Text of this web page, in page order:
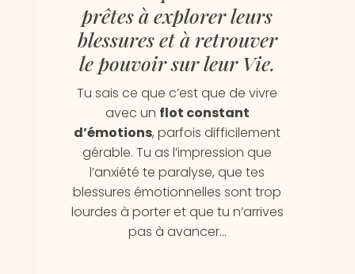
prêtes à explorer leurs
blessures et à retrouver
le pouvoir sur leur Vie.
Tu sais ce que c’est que de vivre
avec un flot constant
d’émotions, parfois difficilement
gérable. Tu as l’impression que
l’anxiété te paralyse, que tes
blessures émotionnelles sont trop
lourdes à porter et que tu n’arrives
pas à avancer…